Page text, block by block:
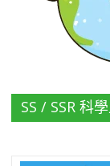
SS / SSR 科